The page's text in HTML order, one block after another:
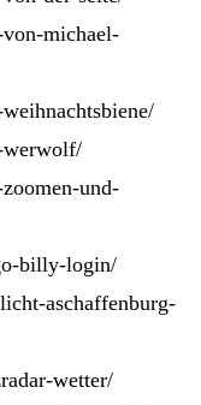
michael-
werwolf/
und-
billy-login/
aschaffenburg-
wetter/